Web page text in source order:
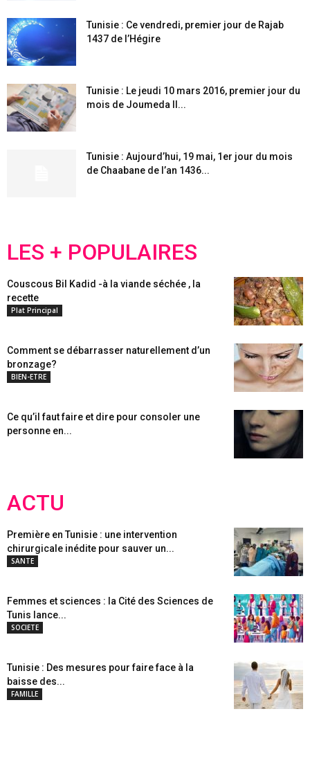
Tunisie : Ce vendredi, premier jour de Rajab
1437 de l’Hégire
Tunisie : Le jeudi 10 mars 2016, premier jour du
mois de Joumeda II...
Tunisie : Aujourd’hui, 19 mai, 1er jour du mois
de Chaabane de l’an 1436...
LES + POPULAIRES
Couscous Bil Kadid -à la viande séchée , la
recette
Plat Principal
Comment se débarrasser naturellement d’un
bronzage?
BIEN-ETRE
Ce qu’il faut faire et dire pour consoler une
personne en...
ACTU
Première en Tunisie : une intervention
chirurgicale inédite pour sauver un...
SANTE
Femmes et sciences : la Cité des Sciences de
Tunis lance...
SOCIETE
Tunisie : Des mesures pour faire face à la
baisse des...
FAMILLE